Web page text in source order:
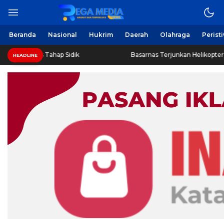
Beranda Nasional Hukrim Daerah Olahraga
HEADLINE
Tahap Sidik Basarnas Terjunkan Helikopter Sisir